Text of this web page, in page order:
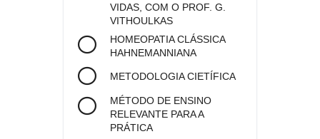
VIDAS, COM O PROF. G.
VITHOULKAS
HOMEOPATIA CLÁSSICA
HAHNEMANNIANA
METODOLOGIA CIETÍFICA
MÉTODO DE ENSINO
RELEVANTE PARA A
PRÁTICA